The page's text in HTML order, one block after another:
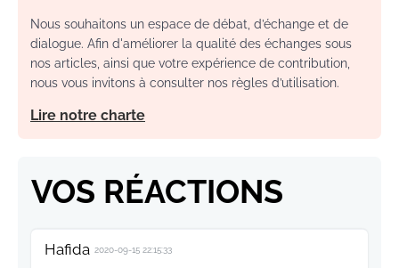
Nous souhaitons un espace de débat, d’échange et de
dialogue. Afin d'améliorer la qualité des échanges sous
nos articles, ainsi que votre expérience de contribution,
nous vous invitons à consulter nos règles d’utilisation.
Lire notre charte
VOS RÉACTIONS
Hafida 2020-09-15 22:15:33